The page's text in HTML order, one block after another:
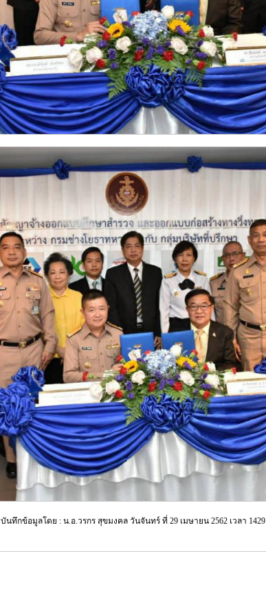
บันทึกข้อมูลโดย : น.อ.วรกร สุขมงคล วันจันทร์ ที่ 29 เมษายน 2562 เวลา 1429